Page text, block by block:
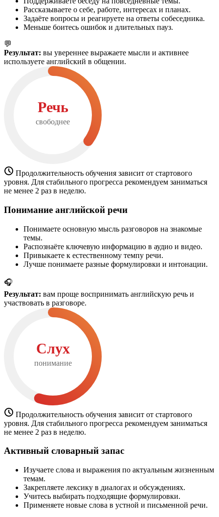
Рассказываете о себе, работе, интересах и планах.
Задаёте вопросы и реагируете на ответы собеседника.
Меньше боитесь ошибок и длительных пауз.
💬
Результат: вы увереннее выражаете мысли и активнее
используете английский в общении.
Речь
свободнее
Продолжительность обучения зависит от стартового
уровня. Для стабильного прогресса рекомендуем заниматься
не менее 2 раз в неделю.
Понимание английской речи
Понимаете основную мысль разговоров на знакомые
темы.
Распознаёте ключевую информацию в аудио и видео.
Привыкаете к естественному темпу речи.
Лучше понимаете разные формулировки и интонации.
🎧
Результат: вам проще воспринимать английскую речь и
участвовать в разговоре.
Слух
понимание
Продолжительность обучения зависит от стартового
уровня. Для стабильного прогресса рекомендуем заниматься
не менее 2 раз в неделю.
Активный словарный запас
Изучаете слова и выражения по актуальным жизненным
темам.
Закрепляете лексику в диалогах и обсуждениях.
Учитесь выбирать подходящие формулировки.
Применяете новые слова в устной и письменной речи.